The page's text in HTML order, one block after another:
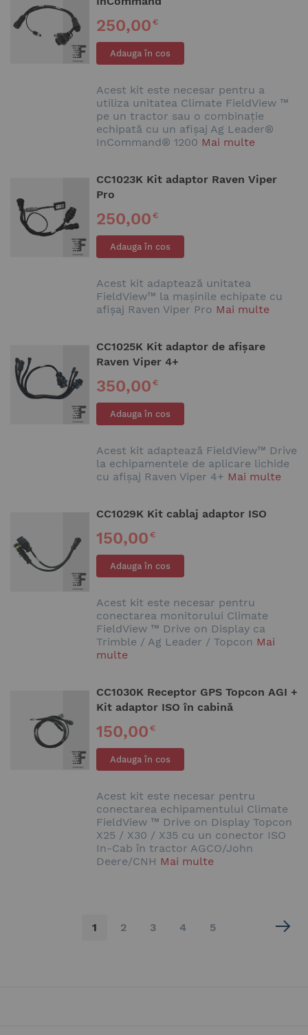
250,00€
Adauga în cos
Acest kit este necesar pentru a
utiliza unitatea Climate FieldView ™
pe un tractor sau o combinație
echipată cu un afișaj Ag Leader®
InCommand® 1200 Mai multe
CC1023K Kit adaptor Raven Viper
Pro
250,00€
Adauga în cos
Acest kit adaptează unitatea
FieldView™ la mașinile echipate cu
afișaj Raven Viper Pro Mai multe
CC1025K Kit adaptor de afișare
Raven Viper 4+
350,00€
Adauga în cos
Acest kit adaptează FieldView™ Drive
la echipamentele de aplicare lichide
cu afișaj Raven Viper 4+ Mai multe
CC1029K Kit cablaj adaptor ISO
150,00€
Adauga în cos
Acest kit este necesar pentru
conectarea monitorului Climate
FieldView ™ Drive on Display ca
Trimble / Ag Leader / Topcon Mai
multe
CC1030K Receptor GPS Topcon AGI +
Kit adaptor ISO în cabină
150,00€
Adauga în cos
Acest kit este necesar pentru
conectarea echipamentului Climate
FieldView ™ Drive on Display Topcon
X25 / X30 / X35 cu un conector ISO
In-Cab în tractor AGCO/John
Deere/CNH Mai multe
în
1 Pagina
2 Pagina
3 Pagina
4 Pagina
5